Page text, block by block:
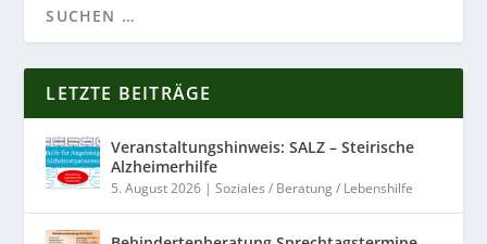
LETZTE BEITRÄGE
Veranstaltungshinweis: SALZ – Steirische
Alzheimerhilfe
5. August 2026 |Soziales / Beratung / Lebenshilfe